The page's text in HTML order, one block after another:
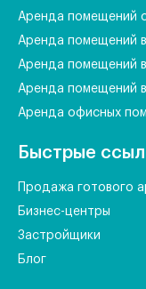
Аренда помещений
Аренда помещений
Аренда помещений
Аренда помещений
Аренда офисных
Быстрые
Продажа готового
Бизнес-центры
Застройщики
Блог